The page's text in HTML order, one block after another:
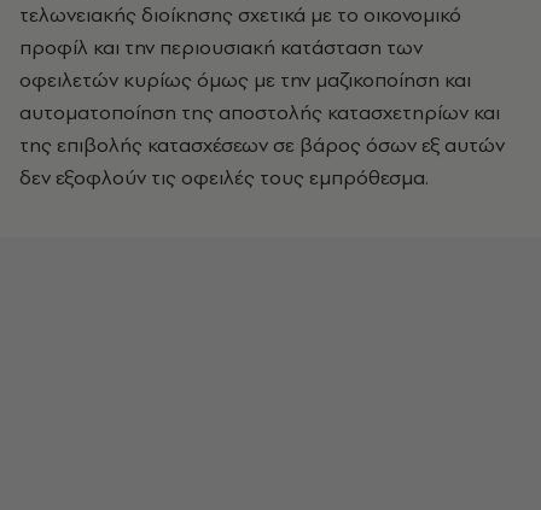
τελωνειακής διοίκησης σχετικά με το οικονομικό
προφίλ και την περιουσιακή κατάσταση των
οφειλετών κυρίως όμως με την μαζικοποίηση και
αυτοματοποίηση της αποστολής κατασχετηρίων και
της επιβολής κατασχέσεων σε βάρος όσων εξ αυτών
δεν εξοφλούν τις οφειλές τους εμπρόθεσμα.